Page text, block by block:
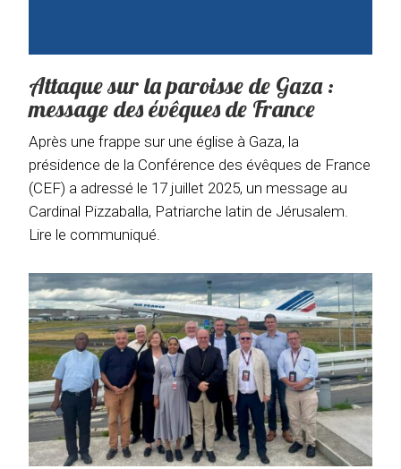
Attaque sur la paroisse de Gaza :
message des évêques de France
Après une frappe sur une église à Gaza, la
présidence de la Conférence des évêques de France
(CEF) a adressé le 17 juillet 2025, un message au
Cardinal Pizzaballa, Patriarche latin de Jérusalem.
Lire le communiqué.